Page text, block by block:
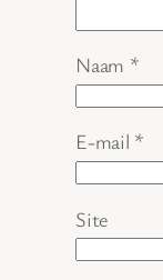
Naam *
E-mail *
Site